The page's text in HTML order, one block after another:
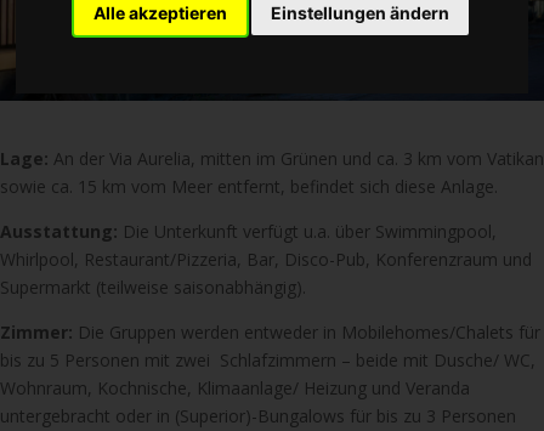
Alle akzeptieren Einstellungen ändern
Lage: An der Via Aurelia, mitten im Grünen und ca. 3 km vom Vatikan
sowie ca. 15 km vom Meer entfernt, befindet sich diese Anlage.
Ausstattung: Die Unterkunft verfügt u.a. über Swimmingpool,
Whirlpool, Restaurant/Pizzeria, Bar, Disco-Pub, Konferenzraum und
Supermarkt (teilweise saisonabhängig).
Zimmer: Die Gruppen werden entweder in Mobilehomes/Chalets für
bis zu 5 Personen mit zwei Schlafzimmern – beide mit Dusche/ WC,
Wohnraum, Kochnische, Klimaanlage/ Heizung und Veranda
untergebracht oder in (Superior)-Bungalows für bis zu 3 Personen